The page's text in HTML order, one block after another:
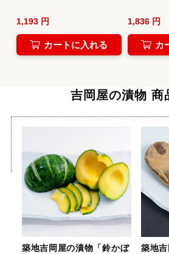
1,193 円
カートに入れる
1,836 円
カ
吉岡屋の漬物 商
築地吉岡屋の漬物「鈴かぼ
築地